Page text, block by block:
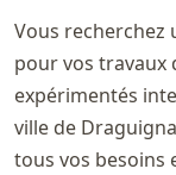
Vous recherchez
pour vos travaux
expérimentés
ville de
tous vos besoins